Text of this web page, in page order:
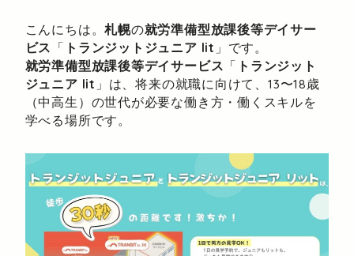
こんにちは。札幌の就労準備型放課後等デイサー
ビス 「 トランジットジュニア lit 」です。
就労準備型放課後等デイサービス 「 トランジット
ジュニア lit 」は、将来の就職に向けて、13〜18歳
（中高生）の世代が必要な働き方・働くスキルを
学べる場所です。